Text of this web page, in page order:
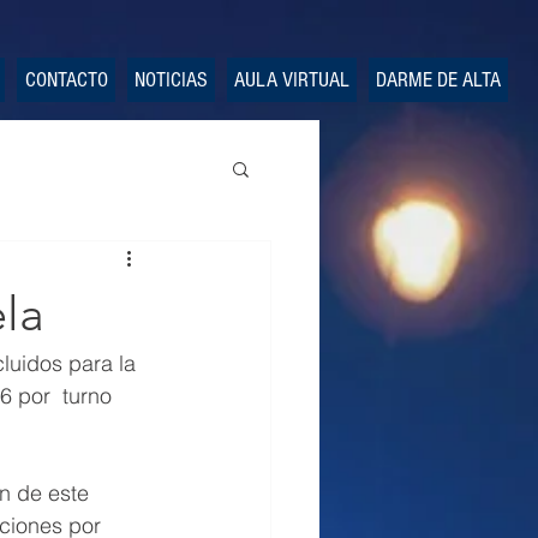
CONTACTO NOTICIAS AULA VIRTUAL DARME DE ALTA
para la
por  turno
de este
por